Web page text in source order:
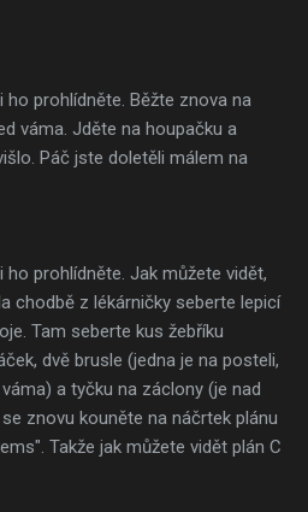
prohlídněte. Běžte znova na
váma. Jděte na houpačku a
Páč jste doletěli málem na
prohlídněte. Jak můžete vidět,
chodbě z lékárničky seberte lepicí
Tam seberte kus žebříku
dvě brusle (jedna je na posteli,
a tyčku na záclony (je nad
znovu kouněte na náčrtek plánu
Takže jak můžete vidět plán C